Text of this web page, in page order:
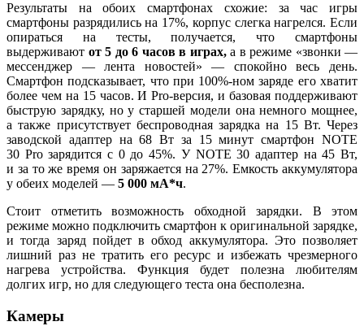
Результаты на обоих смартфонах схожие: за час игры
смартфоны разрядились на 17%, корпус слегка нагрелся. Если
опираться на тесты, получается, что смартфоны
выдерживают от 5 до 6 часов в играх,а в режиме «звонки —
мессенджер — лента новостей» — спокойно весь день.
Смартфон подсказывает, что при 100%-ном заряде его хватит
более чем на 15 часов. И Pro-версия, и базовая поддерживают
быструю зарядку, но у старшей модели она немного мощнее,
а также присутствует беспроводная зарядка на 15 Вт. Через
заводской адаптер на 68 Вт за 15 минут смартфон NOTE
30 Pro зарядится с 0 до 45%. У NOTE 30 адаптер на 45 Вт,
и за то же время он заряжается на 27%. Емкость аккумулятора
у обеих моделей — 5 000 мА*ч.
Стоит отметить возможность обходной зарядки. В этом
режиме можно подключить смартфон к оригинальной зарядке,
и тогда заряд пойдет в обход аккумулятора. Это позволяет
лишний раз не тратить его ресурс и избежать чрезмерного
нагрева устройства. Функция будет полезна любителям
долгих игр, но для следующего теста она бесполезна.
Камеры